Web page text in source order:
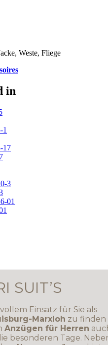
Weste, Fliege
in
SUIT’S
Einsatz für Sie als
Marxloh zu finden
Anzügen für Herren
besonderen Tage.